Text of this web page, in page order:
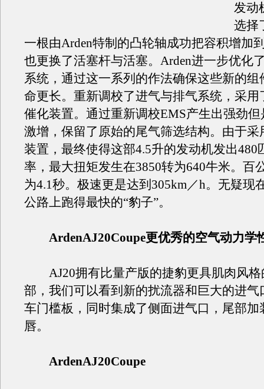
发动
选择
一根由Arden特制的凸轮轴成功把容积增加
也更换了活塞杆与活塞。Arden进一步优化
系统，通过这一系列的作法确保这些新的组
命更长。重新调校了进气与排气系统，采用
催化装置。通过重新调校EMS产生出强劲
激增，保留了原始的尾气筛选结构。由于采
装置，最终使得这部4.5升的发动机发出480
率，最大扭矩发生在3850转为640牛米。百
为4.1秒。极速更是达到305km／h。无疑现
公路上跑得最快的“豹子”。
ArdenAJ20Coupe更优秀的空气动力学
AJ20拥有比量产版的捷豹更具肌肉风格
部，我们可以看到新的扰流器和巨大的进气
车门槛板，同时集成了侧面进气口，尾部加
唇。
ArdenAJ20Coupe